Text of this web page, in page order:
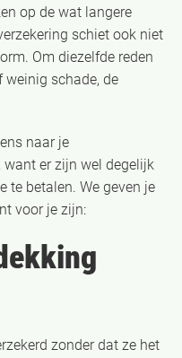
op de wat langere
schiet ook niet
Om diezelfde reden
weinig schade, de
naar je
er zijn wel degelijk
te betalen. We geven je
voor je zijn:
zonder dat ze het